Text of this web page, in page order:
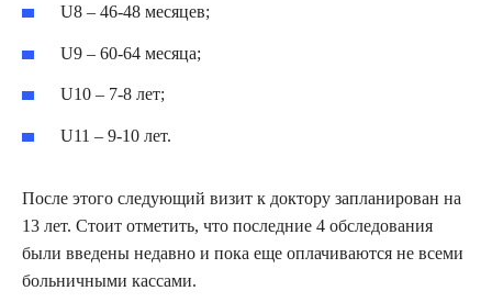
U8 – 46-48 месяцев;
U9 – 60-64 месяца;
U10 – 7-8 лет;
U11 – 9-10 лет.
После этого следующий визит к доктору запланирован на
13 лет. Стоит отметить, что последние 4 обследования
были введены недавно и пока еще оплачиваются не всеми
больничными кассами.